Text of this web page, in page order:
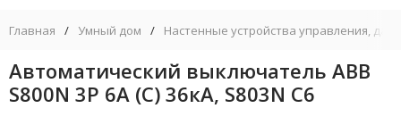
Главная / Умный дом / Настенные устройства управления,
Автоматический выключатель ABB
S800N 3P 6А (C) 36кА, S803N C6